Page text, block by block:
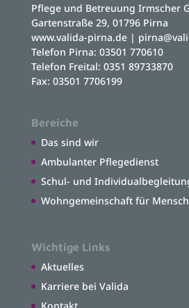
Pflege und Betreuung Irmscher
Gartenstraße 29, 01796 Pirna
www.valida-pirna.de |
Telefon Pirna: 03501 770610
Telefon Freital: 0351 89733870
Fax: 03501 7706199
Bereiche
Das sind wir
Ambulanter Pflegedienst
Schul- und
Wohngemeinschaft für
Wichtige Links
Aktuelles
Karriere bei Valida